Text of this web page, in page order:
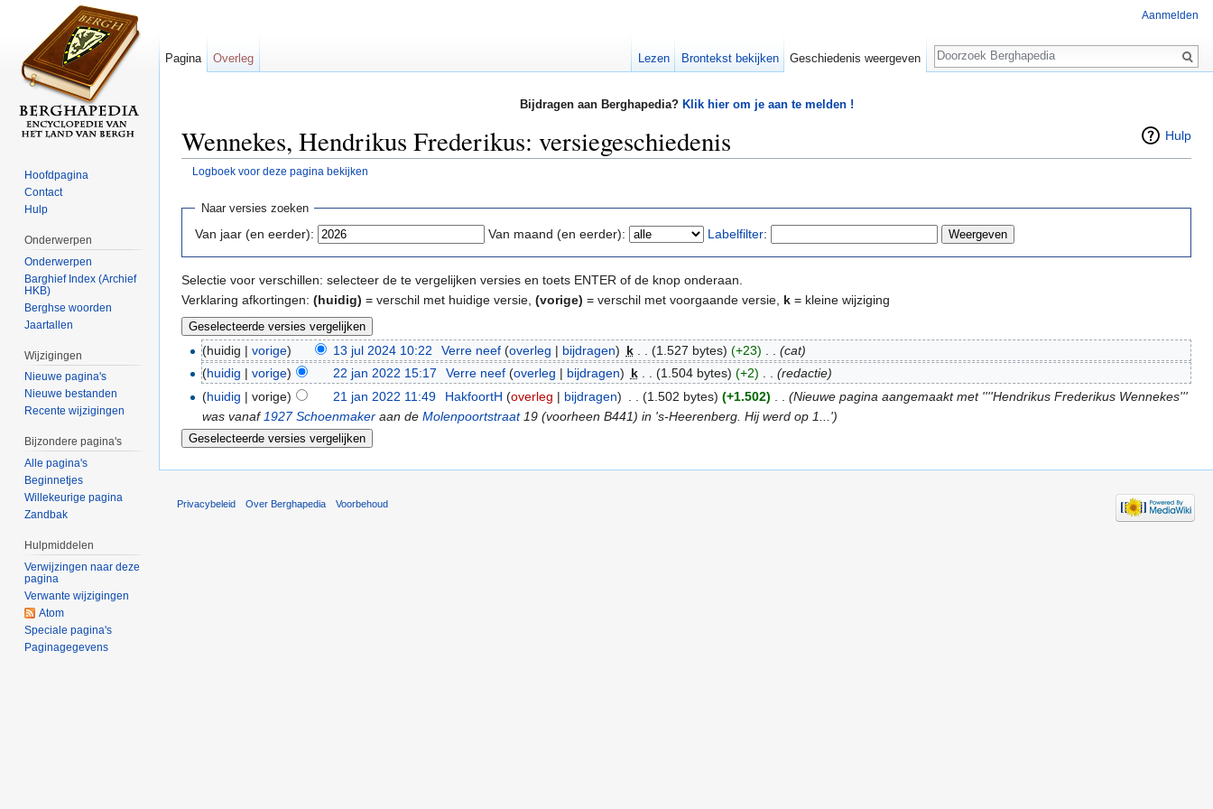
Bijdragen aan Berghapedia? Klik hier om je aan te melden !
Hulp
Wennekes, Hendrikus Frederikus: versiegeschiedenis
Logboek voor deze pagina bekijken
Naar versies zoeken
Van jaar (en eerder): Van maand (en eerder): Labelfilter:
Selectie voor verschillen: selecteer de te vergelijken versies en toets ENTER of de knop onderaan.
Verklaring afkortingen: (huidig) = verschil met huidige versie, (vorige) = verschil met voorgaande versie, k = kleine wijziging
(huidig |vorige) 13 jul 2024 10:22 Verre neef (overleg | bijdragen) k (1.527 bytes) (+23)
(cat)
(huidig |vorige) 22 jan 2022 15:17 Verre neef (overleg | bijdragen) k . . (1.504 bytes) (+2) . . (redactie)
(huidig | vorige) 21 jan 2022 11:49 HakfoortH (overleg | bijdragen) (1.502 bytes) (+1.502)
(Nieuwe pagina aangemaakt met ''''Hendrikus Frederikus Wennekes'''
was vanaf 1927 Schoenmaker aan deMolenpoortstraat19 (voorheen B441) in 's-Heerenberg. Hij werd op 1...')
Aanmelden
Pagina Overleg Lezen Brontekst bekijken Geschiedenis weergeven
Zoeken
Hoofdpagina
Contact
Hulp
Onderwerpen
Onderwerpen
Barghief Index (Archief
HKB)
Berghse woorden
Jaartallen
Wijzigingen
Nieuwe pagina's
Nieuwe bestanden
Recente wijzigingen
Bijzondere pagina's
Alle pagina's
Beginnetjes
Willekeurige pagina
Zandbak
Hulpmiddelen
Verwijzingen naar deze
pagina
Verwante wijzigingen
Atom
Speciale pagina's
Paginagegevens
Privacybeleid Over Berghapedia Voorbehoud